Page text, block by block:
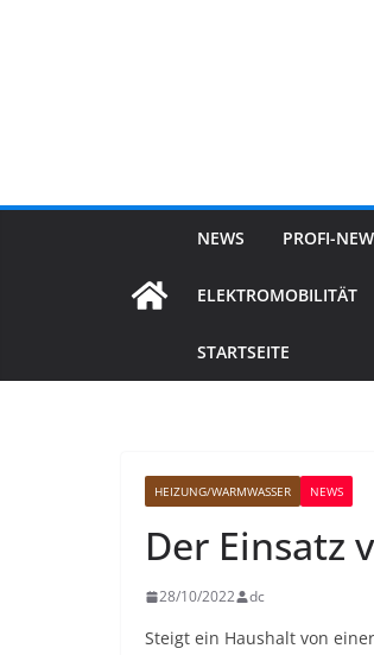
NEWS PROFI-
ELEKTROMOBILITÄT
STARTSEITE
HEIZUNG/WARMWASSER NEWS
Der Einsatz
28/10/2022 dc
Steigt ein Haushalt von